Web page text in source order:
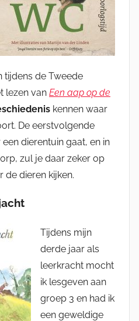
tijdens de Tweede
lezen van Een aap op de
kennen waar
De eerstvolgende
dierentuin gaat, en in
zul je daar zeker op
de dieren kijken.
Tijdens mijn
derde jaar als
leerkracht mocht
ik lesgeven aan
groep 3 en had ik
een geweldige